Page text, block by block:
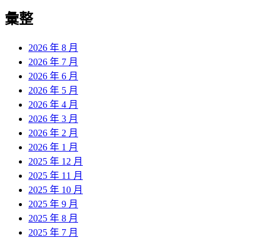
彙整
2026 年 8 月
2026 年 7 月
2026 年 6 月
2026 年 5 月
2026 年 4 月
2026 年 3 月
2026 年 2 月
2026 年 1 月
2025 年 12 月
2025 年 11 月
2025 年 10 月
2025 年 9 月
2025 年 8 月
2025 年 7 月